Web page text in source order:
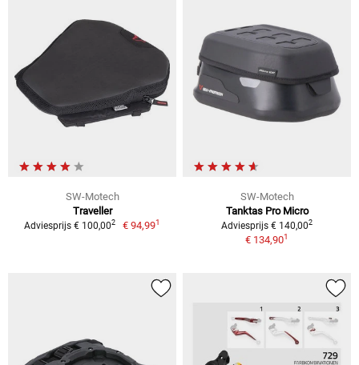
SW-Motech
Traveller
Adviesprijs € 100,002 € 94,991
SW-Motech
Tanktas Pro Micro
Adviesprijs € 140,002
€ 134,901